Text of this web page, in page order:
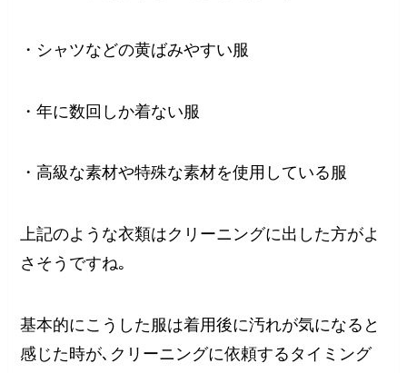
・シャツなどの黄ばみやすい服
・年に数回しか着ない服
・高級な素材や特殊な素材を使用している服
上記のような衣類はクリーニングに出した方がよ
さそうですね｡
基本的にこうした服は着用後に汚れが気になると
感じた時が､クリーニングに依頼するタイミング